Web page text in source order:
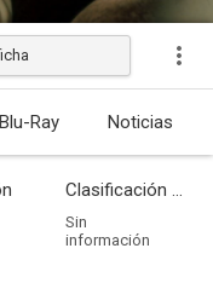
Ray Noticias
Clasificación por edades
Sin
información